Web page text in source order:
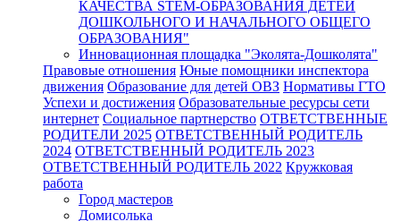
КАЧЕСТВА STEM-ОБРАЗОВАНИЯ ДЕТЕЙ
ДОШКОЛЬНОГО И НАЧАЛЬНОГО ОБЩЕГО
ОБРАЗОВАНИЯ"
Инновационная площадка "Эколята-Дошколята"
Правовые отношения Юные помощники инспектора
движения Образование для детей ОВЗ Нормативы ГТО
Успехи и достижения Образовательные ресурсы сети
интернет Социальное партнерство ОТВЕТСТВЕННЫЕ
РОДИТЕЛИ 2025 ОТВЕТСТВЕННЫЙ РОДИТЕЛЬ
2024 ОТВЕТСТВЕННЫЙ РОДИТЕЛЬ 2023
ОТВЕТСТВЕННЫЙ РОДИТЕЛЬ 2022 Кружковая
работа
Город мастеров
Домисолька